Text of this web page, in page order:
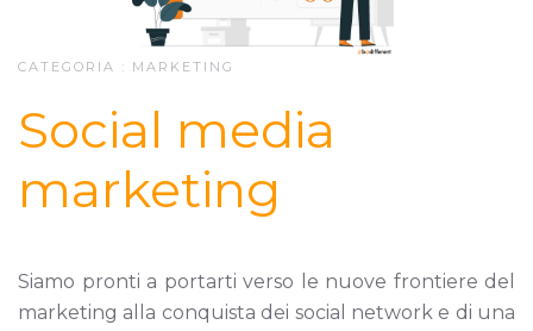
CATEGORIA : MARKETING
Social media
marketing
Siamo pronti a portarti verso le nuove frontiere del
marketing alla conquista dei social network e di una